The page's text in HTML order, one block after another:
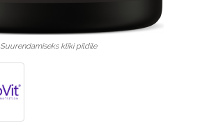
Suurendamiseks kliki pildile